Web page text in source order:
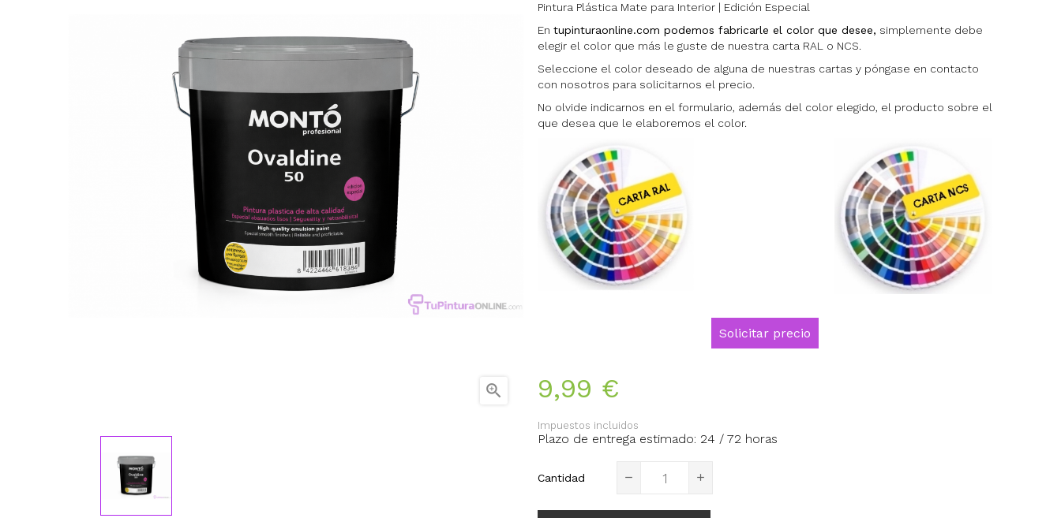

Pintura Plástica Mate para Interior | Edición Especial
En tupinturaonline.com podemos fabricarle el color que desee, simplemente debe
elegir el color que más le guste de nuestra carta RAL o NCS.
Seleccione el color deseado de alguna de nuestras cartas y póngase en contacto
con nosotros para solicitarnos el precio.
No olvide indicarnos en el formulario, además del color elegido, el producto sobre el
que desea que le elaboremos el color.
Solicitar precio
9,99 €
Impuestos incluidos
Plazo de entrega estimado: 24 / 72 horas
Cantidad